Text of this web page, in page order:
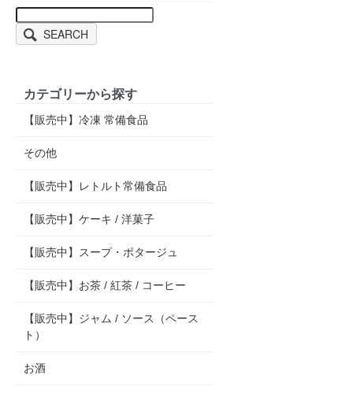
SEARCH
カテゴリーから探す
【販売中】冷凍 常備食品
その他
【販売中】レトルト常備食品
【販売中】ケーキ / 洋菓子
【販売中】スープ・ポタージュ
【販売中】お茶 / 紅茶 / コーヒー
【販売中】ジャム / ソース（ペース
ト）
お酒